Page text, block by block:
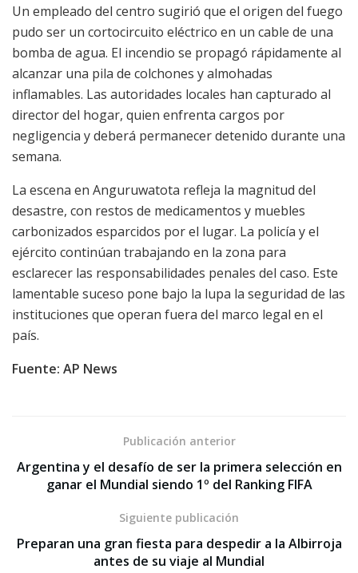
Un empleado del centro sugirió que el origen del fuego
pudo ser un cortocircuito eléctrico en un cable de una
bomba de agua. El incendio se propagó rápidamente al
alcanzar una pila de colchones y almohadas
inflamables. Las autoridades locales han capturado al
director del hogar, quien enfrenta cargos por
negligencia y deberá permanecer detenido durante una
semana.
La escena en Anguruwatota refleja la magnitud del
desastre, con restos de medicamentos y muebles
carbonizados esparcidos por el lugar. La policía y el
ejército continúan trabajando en la zona para
esclarecer las responsabilidades penales del caso. Este
lamentable suceso pone bajo la lupa la seguridad de las
instituciones que operan fuera del marco legal en el
país.
Fuente: AP News
Publicación anterior
Argentina y el desafío de ser la primera selección en
ganar el Mundial siendo 1º del Ranking FIFA
Siguiente publicación
Preparan una gran fiesta para despedir a la Albirroja
antes de su viaje al Mundial